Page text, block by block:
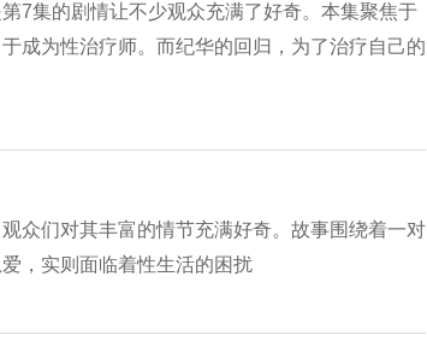
7集的剧情让不少观众充满了好奇。本集聚焦于
成为性治疗师。而纪华的回归，为了治疗自己的
众们对其丰富的情节充满好奇。故事围绕着一对
，实则面临着性生活的困扰